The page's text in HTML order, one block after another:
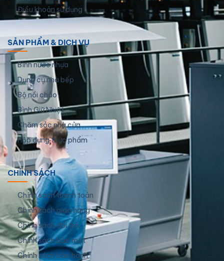
Điều khoản sử dụng
SẢN PHẨM & DỊCH VỤ
Bình nước nhựa
Dụng cụ nhà bếp
Bộ nồi chảo
Bình Giữ Nhiệt
Chăm sóc nhà cửa
Hộp đựng thực phẩm
CHÍNH SÁCH
Chính sách thanh toán
Chính sách giao hàng
Chính sách đổi trả
Chính sách bảo mật
Chính sách bảo hành